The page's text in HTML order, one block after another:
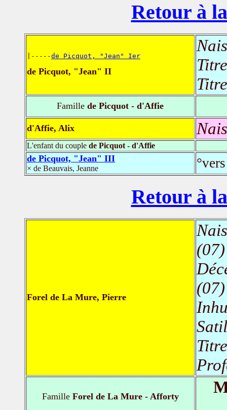
Retour à
|-----de Picquot, "Jean" Ier
de Picquot, "Jean" II
Famille de Picquot - d'Affie
d'Affie, Alix
L'enfant du couple de Picquot - d'Affie
de Picquot, "Jean" III
× de Beauvais, Jeanne
Retour à
Forel de La Mure, Pierre
(07)
(07)
FamilleForel de La Mure - Afforty